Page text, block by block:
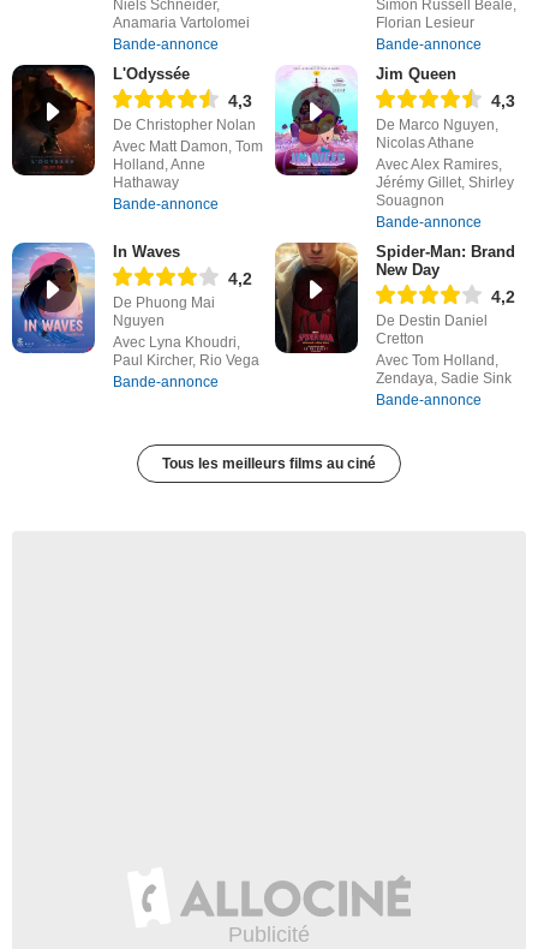
Niels Schneider,
Anamaria Vartolomei
Bande-annonce
Simon Russell Beale,
Florian Lesieur
Bande-annonce
L'Odyssée
4,3
De Christopher Nolan
Avec Matt Damon, Tom
Holland, Anne
Hathaway
Bande-annonce
Jim Queen
4,3
De Marco Nguyen,
Nicolas Athane
Avec Alex Ramires,
Jérémy Gillet, Shirley
Souagnon
Bande-annonce
In Waves
4,2
De Phuong Mai
Nguyen
Avec Lyna Khoudri,
Paul Kircher, Rio Vega
Bande-annonce
Spider-Man: Brand
New Day
4,2
De Destin Daniel
Cretton
Avec Tom Holland,
Zendaya, Sadie Sink
Bande-annonce
Tous les meilleurs films au ciné